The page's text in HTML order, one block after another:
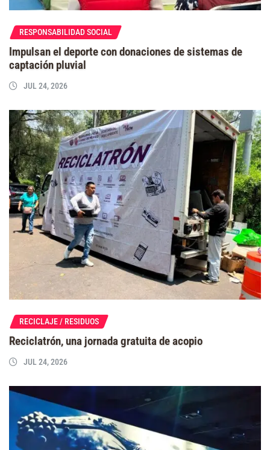
RESPONSABILIDAD SOCIAL
Impulsan el deporte con donaciones de sistemas de
captación pluvial
JUL 24, 2026
RECICLAJE / RESIDUOS
Reciclatrón, una jornada gratuita de acopio
JUL 24, 2026